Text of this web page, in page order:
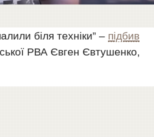
біля техніки” – підбив
РВА Євген Євтушенко,